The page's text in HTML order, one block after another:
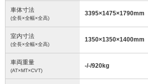
車体寸法
(全長×全幅×全高)
3395×1475×1790mm
室内寸法
(全長×全幅×全高)
1350×1350×1400mm
車両重量
(AT×MT×CVT)
-/-/920kg